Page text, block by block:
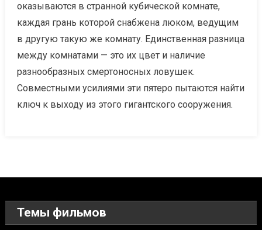
оказываются в странной кубической комнате,
каждая грань которой снабжена люком, ведущим
в другую такую же комнату. Единственная разница
между комнатами — это их цвет и наличие
разнообразных смертоносных ловушек.
Совместными усилиями эти пятеро пытаются найти
ключ к выходу из этого гигантского сооружения.
Темы фильмов